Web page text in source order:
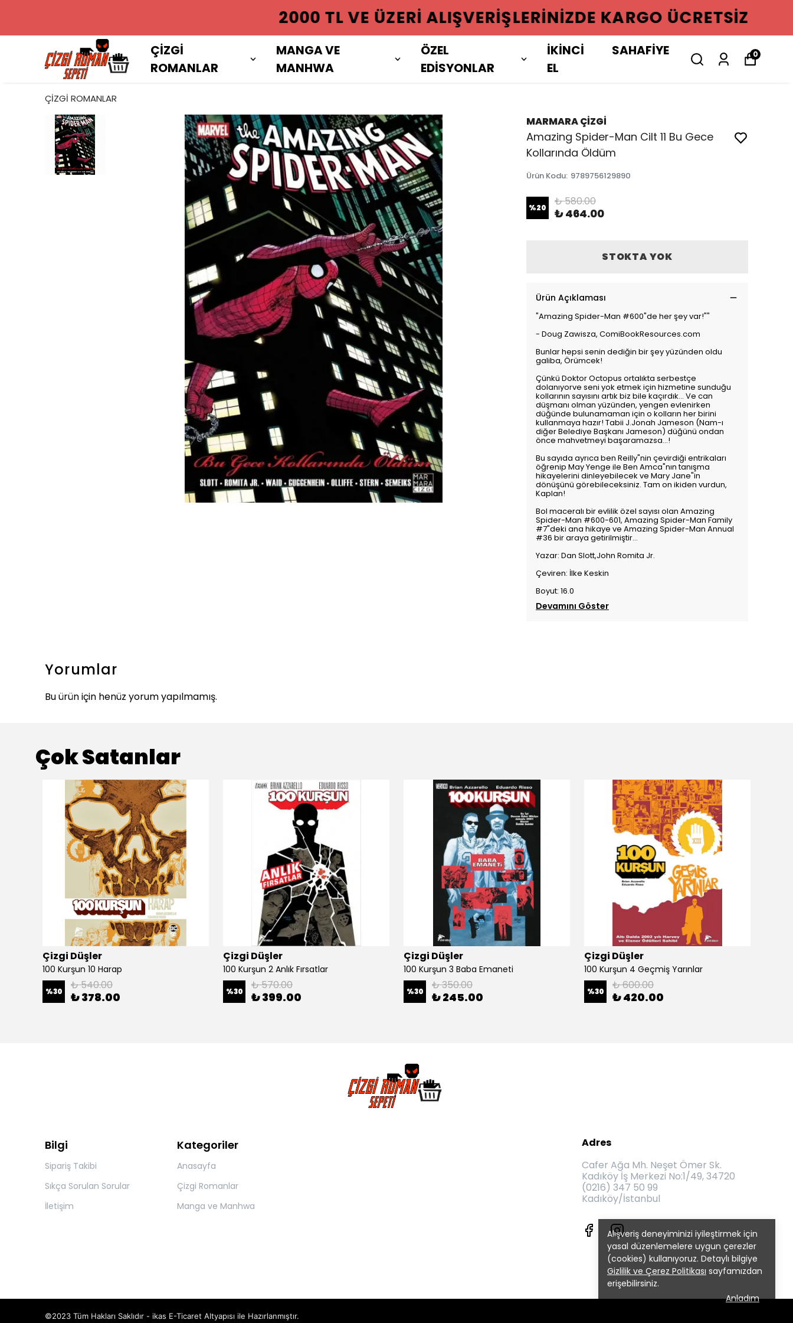
2000 TL VE ÜZERI ALIŞVERIŞLERINIZDE KARGO ÜCRETSIZ
ÇİZGİ
ROMANLAR
MANGA VE
MANHWA
ÖZEL
EDİSYONLAR
İKİNCİ
EL
SAHAFİYE 0
Alışveriş deneyiminizi iyileştirmek için
yasal düzenlemelere uygun çerezler
(cookies) kullanıyoruz. Detaylı bilgiye
Gizlilik ve Çerez Politikası sayfamızdan
erişebilirsiniz.
Anladım
ÇİZGİ ROMANLAR
MARMARA ÇİZGİ
Amazing Spider-Man Cilt 11 Bu Gece
Kollarında Öldüm
Ürün Kodu: 9789756129890
%20 ₺ 580.00
₺ 464.00
STOKTA YOK
Ürün Açıklaması
"Amazing Spider-Man #600"de her şey var!""
- Doug Zawisza, ComiBookResources.com
Bunlar hepsi senin dediğin bir şey yüzünden oldu
galiba, Örümcek!
Çünkü Doktor Octopus ortalıkta serbestçe
dolanıyorve seni yok etmek için hizmetine sunduğu
kollarının sayısını artık biz bile kaçırdık... Ve can
düşmanı olman yüzünden, yengen evlenirken
düğünde bulunamaman için o kolların her birini
kullanmaya hazır! Tabii J.Jonah Jameson (Nam-ı
diğer Belediye Başkanı Jameson) düğünü ondan
önce mahvetmeyi başaramazsa...!
Bu sayıda ayrıca ben Reilly"nin çevirdiği entrikaları
öğrenip May Yenge ile Ben Amca"nın tanışma
hikayelerini dinleyebilecek ve Mary Jane"in
dönüşünü görebileceksiniz. Tam on ikiden vurdun,
Kaplan!
Bol maceralı bir evlilik özel sayısı olan Amazing
Spider-Man #600-601, Amazing Spider-Man Family
#7"deki ana hikaye ve Amazing Spider-Man Annual
#36 bir araya getirilmiştir...
Yazar: Dan Slott,John Romita Jr.
Çeviren: İlke Keskin
Boyut: 16.0
Devamını Göster
Yorumlar
Bu ürün için henüz yorum yapılmamış.
Çok Satanlar
Çizgi Düşler
100 Kurşun 10 Harap
%30 ₺ 540.00
₺ 378.00
Çizgi Düşler
100 Kurşun 2 Anlık Fırsatlar
%30 ₺ 570.00
₺ 399.00
Çizgi Düşler
100 Kurşun 3 Baba Emaneti
%30 ₺ 350.00
₺ 245.00
Çizgi Düşler
100 Kurşun 4 Geçmiş Yarınlar
%30 ₺ 600.00
₺ 420.00
Bilgi
Sipariş Takibi
Sıkça Sorulan Sorular
İletişim
Kategoriler
Anasayfa
Çizgi Romanlar
Manga ve Manhwa
Adres
Cafer Ağa Mh. Neşet Ömer Sk.
Kadıköy İş Merkezi No:1/49, 34720
(0216) 347 50 99
Kadıköy/İstanbul
©2023 Tüm Hakları Saklıdır - ikas E-Ticaret Altyapısı ile Hazırlanmıştır.